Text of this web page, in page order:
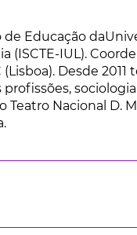
Educação
(ISCTE-IUL).
Desde
Teatro Nacional D.